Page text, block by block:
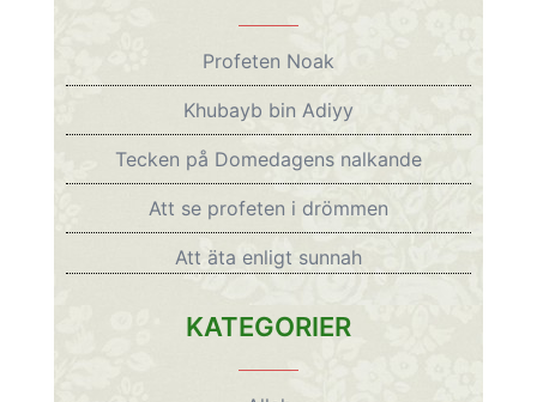
Profeten Noak
Khubayb bin Adiyy
Tecken på Domedagens nalkande
Att se profeten i drömmen
Att äta enligt sunnah
KATEGORIER